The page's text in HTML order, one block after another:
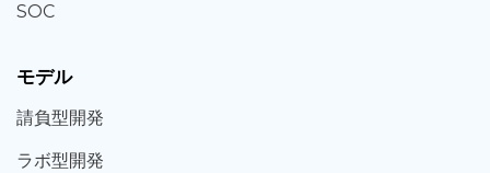
SOC
モデル
請負型開発
ラボ型開発